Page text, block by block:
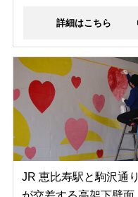
詳細はこちら
JR 恵比寿駅と駒沢通り